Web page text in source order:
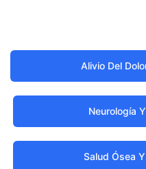
Alivio Del
Neurología
Salud Ósea